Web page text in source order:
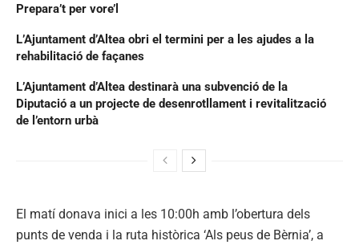
Prepara’t per vore’l
L’Ajuntament d’Altea obri el termini per a les ajudes a la
rehabilitació de façanes
L’Ajuntament d’Altea destinarà una subvenció de la
Diputació a un projecte de desenrotllament i revitalització
de l’entorn urbà
El matí donava inici a les 10:00h amb l’obertura dels
punts de venda i la ruta històrica ‘Als peus de Bèrnia’, a